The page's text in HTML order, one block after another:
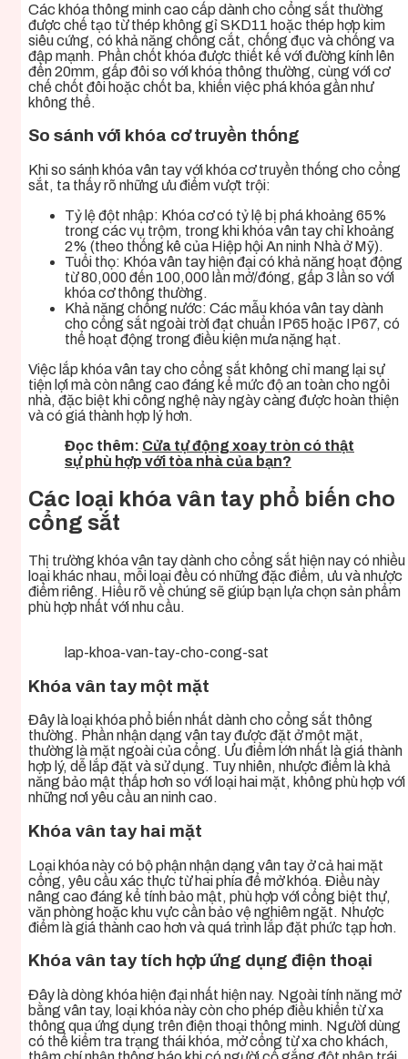
Các khóa thông minh cao cấp dành cho cổng sắt thường
được chế tạo từ thép không gỉ SKD11 hoặc thép hợp kim
siêu cứng, có khả năng chống cắt, chống đục và chống va
đập mạnh. Phần chốt khóa được thiết kế với đường kính lên
đến 20mm, gấp đôi so với khóa thông thường, cùng với cơ
chế chốt đôi hoặc chốt ba, khiến việc phá khóa gần như
không thể.
So sánh với khóa cơ truyền thống
Khi so sánh khóa vân tay với khóa cơ truyền thống cho cổng
sắt, ta thấy rõ những ưu điểm vượt trội:
Tỷ lệ đột nhập: Khóa cơ có tỷ lệ bị phá khoảng 65%
trong các vụ trộm, trong khi khóa vân tay chỉ khoảng
2% (theo thống kê của Hiệp hội An ninh Nhà ở Mỹ).
Tuổi thọ: Khóa vân tay hiện đại có khả năng hoạt động
từ 80,000 đến 100,000 lần mở/đóng, gấp 3 lần so với
khóa cơ thông thường.
Khả năng chống nước: Các mẫu khóa vân tay dành
cho cổng sắt ngoài trời đạt chuẩn IP65 hoặc IP67, có
thể hoạt động trong điều kiện mưa nặng hạt.
Việc lắp khóa vân tay cho cổng sắt không chỉ mang lại sự
tiện lợi mà còn nâng cao đáng kể mức độ an toàn cho ngôi
nhà, đặc biệt khi công nghệ này ngày càng được hoàn thiện
và có giá thành hợp lý hơn.
Đọc thêm: Cửa tự động xoay tròn có thật
sự phù hợp với tòa nhà của bạn?
Các loại khóa vân tay phổ biến cho
cổng sắt
Thị trường khóa vân tay dành cho cổng sắt hiện nay có nhiều
loại khác nhau, mỗi loại đều có những đặc điểm, ưu và nhược
điểm riêng. Hiểu rõ về chúng sẽ giúp bạn lựa chọn sản phẩm
phù hợp nhất với nhu cầu.
lap-khoa-van-tay-cho-cong-sat
Khóa vân tay một mặt
Đây là loại khóa phổ biến nhất dành cho cổng sắt thông
thường. Phần nhận dạng vân tay được đặt ở một mặt,
thường là mặt ngoài của cổng. Ưu điểm lớn nhất là giá thành
hợp lý, dễ lắp đặt và sử dụng. Tuy nhiên, nhược điểm là khả
năng bảo mật thấp hơn so với loại hai mặt, không phù hợp với
những nơi yêu cầu an ninh cao.
Khóa vân tay hai mặt
Loại khóa này có bộ phận nhận dạng vân tay ở cả hai mặt
cổng, yêu cầu xác thực từ hai phía để mở khóa. Điều này
nâng cao đáng kể tính bảo mật, phù hợp với cổng biệt thự,
văn phòng hoặc khu vực cần bảo vệ nghiêm ngặt. Nhược
điểm là giá thành cao hơn và quá trình lắp đặt phức tạp hơn.
Khóa vân tay tích hợp ứng dụng điện thoại
Đây là dòng khóa hiện đại nhất hiện nay. Ngoài tính năng mở
bằng vân tay, loại khóa này còn cho phép điều khiển từ xa
thông qua ứng dụng trên điện thoại thông minh. Người dùng
có thể kiểm tra trạng thái khóa, mở cổng từ xa cho khách,